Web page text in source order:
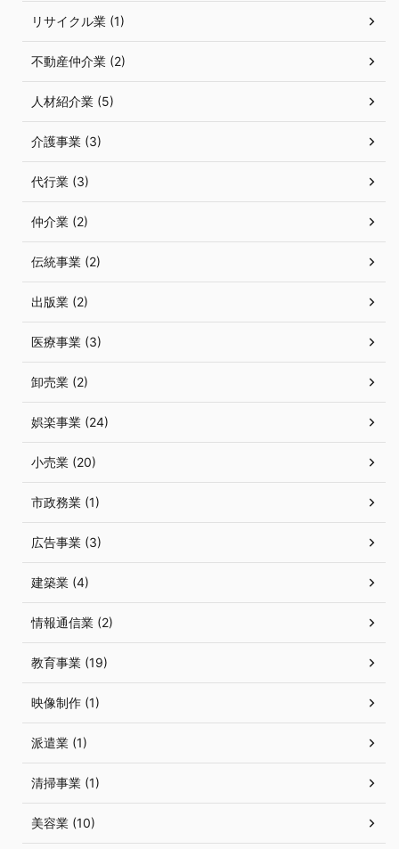
リサイクル業 (1)
不動産仲介業 (2)
人材紹介業 (5)
介護事業 (3)
代行業 (3)
仲介業 (2)
伝統事業 (2)
出版業 (2)
医療事業 (3)
卸売業 (2)
娯楽事業 (24)
小売業 (20)
市政務業 (1)
広告事業 (3)
建築業 (4)
情報通信業 (2)
教育事業 (19)
映像制作 (1)
派遣業 (1)
清掃事業 (1)
美容業 (10)